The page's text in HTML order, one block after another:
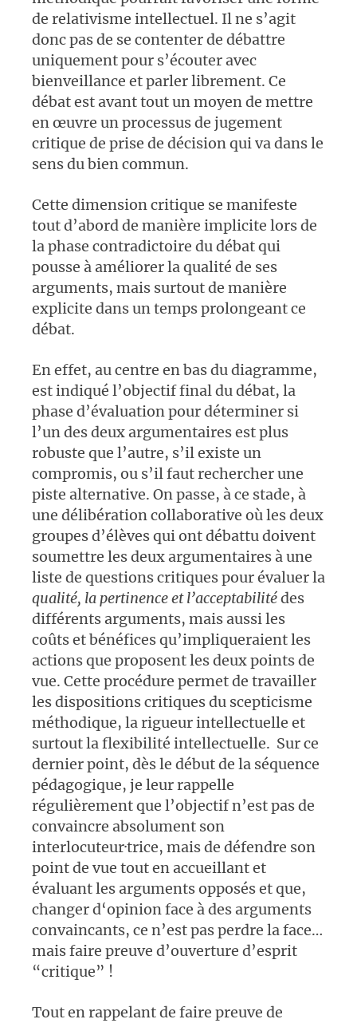
de relativisme intellectuel. Il ne s’agit
donc pas de se contenter de débattre
uniquement pour s’écouter avec
bienveillance et parler librement. Ce
débat est avant tout un moyen de mettre
en œuvre un processus de jugement
critique de prise de décision qui va dans le
sens du bien commun.
Cette dimension critique se manifeste
tout d’abord de manière implicite lors de
la phase contradictoire du débat qui
pousse à améliorer la qualité de ses
arguments, mais surtout de manière
explicite dans un temps prolongeant ce
débat.
En effet, au centre en bas du diagramme,
est indiqué l’objectif final du débat, la
phase d’évaluation pour déterminer si
l’un des deux argumentaires est plus
robuste que l’autre, s’il existe un
compromis, ou s’il faut rechercher une
piste alternative. On passe, à ce stade, à
une délibération collaborative où les deux
groupes d’élèves qui ont débattu doivent
soumettre les deux argumentaires à une
liste de questions critiques pour évaluer la
qualité, la pertinence et l’acceptabilitédes
différents arguments, mais aussi les
coûts et bénéfices qu’impliqueraient les
actions que proposent les deux points de
vue. Cette procédure permet de travailler
les dispositions critiques du scepticisme
méthodique, la rigueur intellectuelle et
surtout la flexibilité intellectuelle. Sur ce
dernier point, dès le début de la séquence
pédagogique, je leur rappelle
régulièrement que l’objectif n’est pas de
convaincre absolument son
interlocuteur·trice, mais de défendre son
point de vue tout en accueillant et
évaluant les arguments opposés et que,
changer d‘opinion face à des arguments
convaincants, ce n’est pas perdre la face…
mais faire preuve d’ouverture d’esprit
“critique” !
Tout en rappelant de faire preuve de